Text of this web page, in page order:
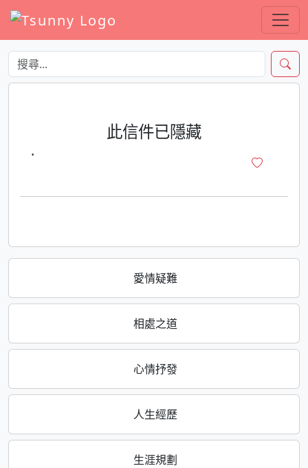
愛情疑難
相處之道
心情抒發
人生經歷
生涯規劃
此信件已隱藏
·